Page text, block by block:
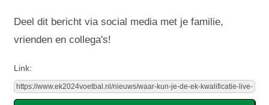
Deel dit bericht via social media met je familie,
vrienden en collega's!
Link: